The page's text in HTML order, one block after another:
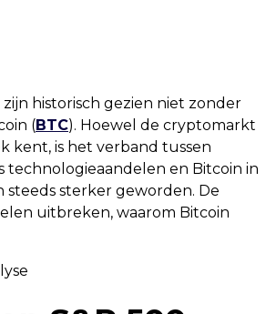
historisch gezien niet zonder
(BTC). Hoewel de cryptomarkt
kent, is het verband tussen
technologieaandelen en Bitcoin in
steeds sterker geworden. De
uitbreken, waarom Bitcoin